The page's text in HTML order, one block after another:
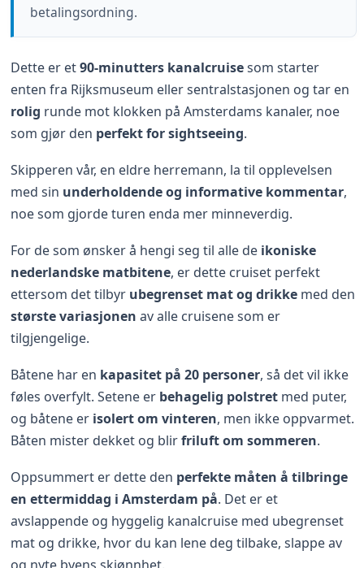
betalingsordning.
Dette er et90-minutters kanalcruisesom starter
enten fra Rijksmuseum eller sentralstasjonen og tar en
rolig runde mot klokken på Amsterdams kanaler, noe
som gjør den perfekt for sightseeing.
Skipperen vår, en eldre herremann, la til opplevelsen
med sin underholdende og informative kommentar,
noe som gjorde turen enda mer minneverdig.
For de som ønsker å hengi seg til alle de ikoniske
nederlandske matbitene, er dette cruiset perfekt
ettersom det tilbyr ubegrenset mat og drikke med den
største variasjonen av alle cruisene som er
tilgjengelige.
Båtene har en kapasitet på 20 personer, så det vil ikke
føles overfylt. Setene er behagelig polstret med puter,
og båtene er isolert om vinteren, men ikke oppvarmet.
Båten mister dekket og blirfriluft om sommeren.
Oppsummert er dette den perfekte måten å tilbringe
en ettermiddag i Amsterdam på. Det er et
avslappende og hyggelig kanalcruise med ubegrenset
mat og drikke, hvor du kan lene deg tilbake, slappe av
og nyte byens skjønnhet.